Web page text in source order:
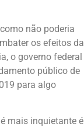
não poderia
os efeitos da
o governo federal
público de
para algo
mais inquietante é